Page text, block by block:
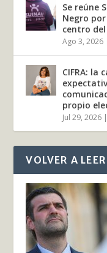
Se reúne
Negro
centro
Ago 3, 2026
CIFRA: la
propio
Jul 29, 2026 |
VOLVER A LEER